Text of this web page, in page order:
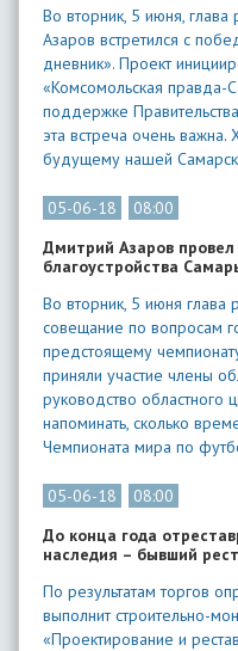
Во вторник, 5 июня,
Азаров встретился с
дневник». Проект
«Комсомольская правда-
поддержке
эта встреча очень важна.
будущему нашей
05-06-18
08:00
Дмитрий Азаров
благоустройства
Во вторник, 5 июня глава
совещание по вопросам
предстоящему
приняли участие члены
руководство областного
напоминать, сколько
Чемпионата мира по
05-06-18
08:00
До конца года
наследия – бывший
По результатам торгов
выполнит строительно-
«Проектирование и